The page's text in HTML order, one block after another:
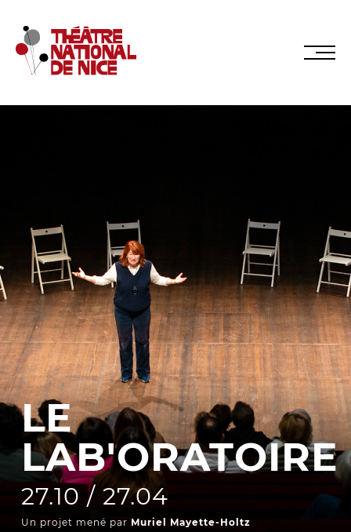
LE TNN
PRÉSENTATION
Muriel Mayette-Holtz
Le CDN
La Troupe et les élèves de l'ERACM
L’Équipe
Les Partenaires
LA SAISON
TOUTE LA SAISON
LE
LAB'ORATOIRE
27.10 / 27.04
Un projet mené par Muriel Mayette-Holtz